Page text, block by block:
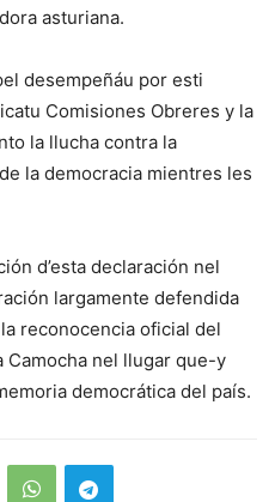
asturiana.
desempeñáu por esti
Comisiones Obreres y la
la llucha contra la
la democracia mientres les
d’esta declaración nel
largamente defendida
reconocencia oficial del
Camocha nel llugar que-y
democrática del país.